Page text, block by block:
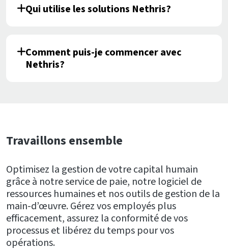
Qui utilise les solutions Nethris?
Comment puis-je commencer avec
Nethris?
Travaillons ensemble
Optimisez la gestion de votre capital humain
grâce à notre service de paie, notre logiciel de
ressources humaines et nos outils de gestion de la
main-d’œuvre. Gérez vos employés plus
efficacement, assurez la conformité de vos
processus et libérez du temps pour vos
opérations.